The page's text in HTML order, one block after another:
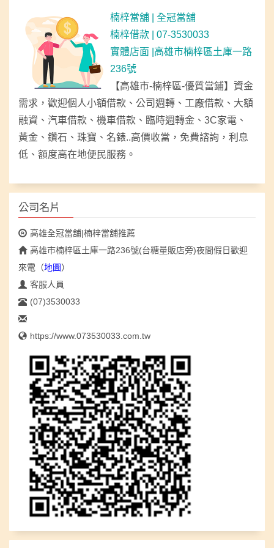
楠梓當舖 | 全冠當舖
楠梓借款 | 07-3530033
實體店面 |高雄市楠梓區土庫一路
236號
【高雄市-楠梓區-優質當鋪】資金
需求， 歡迎個人小額借款、公司週轉、工廠借款、大額
融資、汽車借款、機車借款、臨時週轉金、3C家電、
黃金、鑽石、珠寶、名錶..高價收當，免費諮詢，利息
低、額度高在地便民服務。
公司名片
高雄全冠當舖|楠梓當舖推薦
高雄市楠梓區土庫一路236號(台糖量販店旁)夜間假日歡迎
來電 （地圖）
客服人員
(07)3530033
https://www.073530033.com.tw